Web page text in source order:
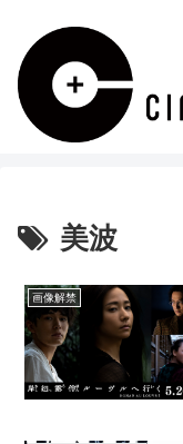
美波
画像解禁